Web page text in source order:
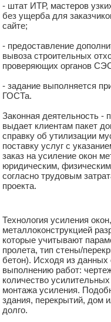
- штат ИТР, мастеров
без ущерба для
сайте;
- предоставление
вывоза строительных
проверяющих органов
- задание выполняется
ГОСТа.
Законная деятельность -
выдает клиентам пакет
справку об утилизации
поставку услуг с
заказ на усиление окон
юридическим,
согласно трудовым
проекта.
Технология усиления
металлоконструкцией
которые учитывают
пролета, тип стены/
бетон). Исходя из
выполнению работ:
количество
монтажа усиления.
здания, перекрытий, дом
долго.